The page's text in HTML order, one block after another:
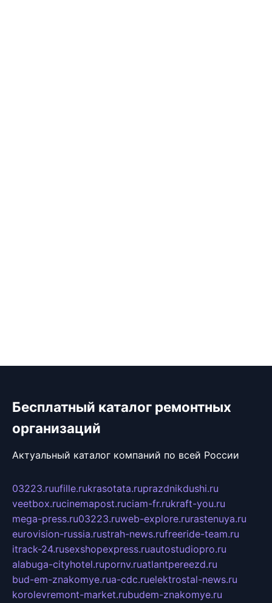
Бесплатный каталог ремонтных
организаций
Актуальный каталог компаний по всей России
03223.ruufille.rukrasotata.ruprazdnikdushi.ru
veetbox.rucinemapost.ruciam-fr.rukraft-you.ru
mega-press.ru03223.ruweb-explore.rurastenuya.ru
eurovision-russia.rustrah-news.rufreeride-team.ru
itrack-24.rusexshopexpress.ruautostudiopro.ru
alabuga-cityhotel.rupornv.ruatlantpereezd.ru
bud-em-znakomye.rua-cdc.ruelektrostal-news.ru
korolevremont-market.rubudem-znakomye.ru